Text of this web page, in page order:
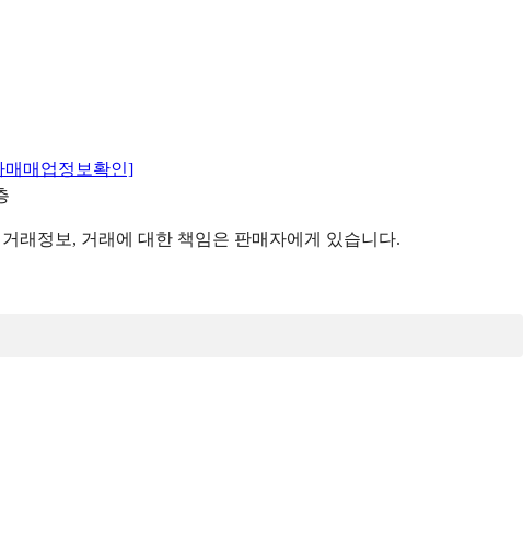
매매업정보확인]
래정보, 거래에 대한 책임은 판매자에게 있습니다.